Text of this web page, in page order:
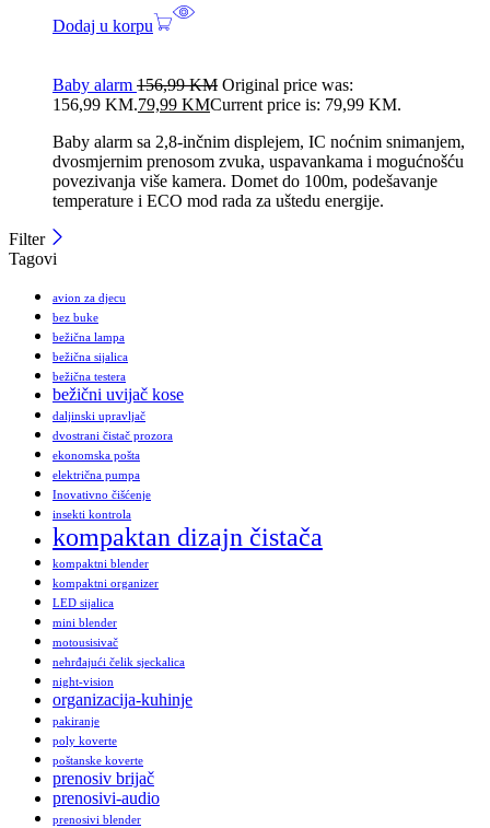
Dodaj u korpu
Baby alarm 156,99KM Original price was:
156,99 KM.79,99 KMCurrent price is: 79,99 KM.
Baby alarm sa 2,8-inčnim displejem, IC noćnim snimanjem,
dvosmjernim prenosom zvuka, uspavankama i mogućnošću
povezivanja više kamera. Domet do 100m, podešavanje
temperature i ECO mod rada za uštedu energije.
Filter
Tagovi
avion za djecu
bez buke
bežična lampa
bežična sijalica
bežična testera
bežični uvijač kose
daljinski upravljač
dvostrani čistač prozora
ekonomska pošta
električna pumpa
Inovativno čišćenje
insekti kontrola
kompaktan dizajn čistača
kompaktni blender
kompaktni organizer
LED sijalica
mini blender
motousisivač
nehrđajući čelik sjeckalica
night-vision
organizacija-kuhinje
pakiranje
poly koverte
poštanske koverte
prenosiv brijač
prenosivi-audio
prenosivi blender